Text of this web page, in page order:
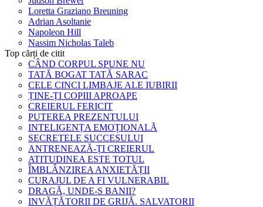
Loretta Graziano Breuning
Adrian Asoltanie
Napoleon Hill
Nassim Nicholas Taleb
Top cărți de citit
CÂND CORPUL SPUNE NU
TATĂ BOGAT TATĂ SARAC
CELE CINCI LIMBAJE ALE IUBIRII
ȚINE-ȚI COPIII APROAPE
CREIERUL FERICIT
PUTEREA PREZENTULUI
INTELIGENȚA EMOȚIONALĂ
SECRETELE SUCCESULUI
ANTRENEAZĂ-ȚI CREIERUL
ATITUDINEA ESTE TOTUL
ÎMBLÂNZIREA ANXIETĂȚII
CURAJUL DE A FI VULNERABIL
DRAGĂ, UNDE-S BANII?
INVĂȚĂTORII DE GRIJĂ. SALVATORII